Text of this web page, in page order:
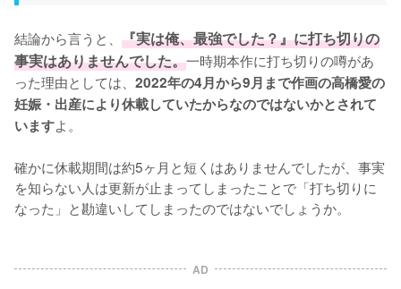
結論から言うと、 『実は俺、最強でした？』に打ち切りの
事実はありませんでした。一時期本作に打ち切りの噂があ
った理由としては、 2022年の4月から9月まで作画の高橋愛の
妊娠・出産により休載していたからなのではないかとされて
いますよ。
確かに休載期間は約5ヶ月と短くはありませんでしたが、事実
を知らない人は更新が止まってしまったことで「打ち切りに
なった」と勘違いしてしまったのではないでしょうか。
AD